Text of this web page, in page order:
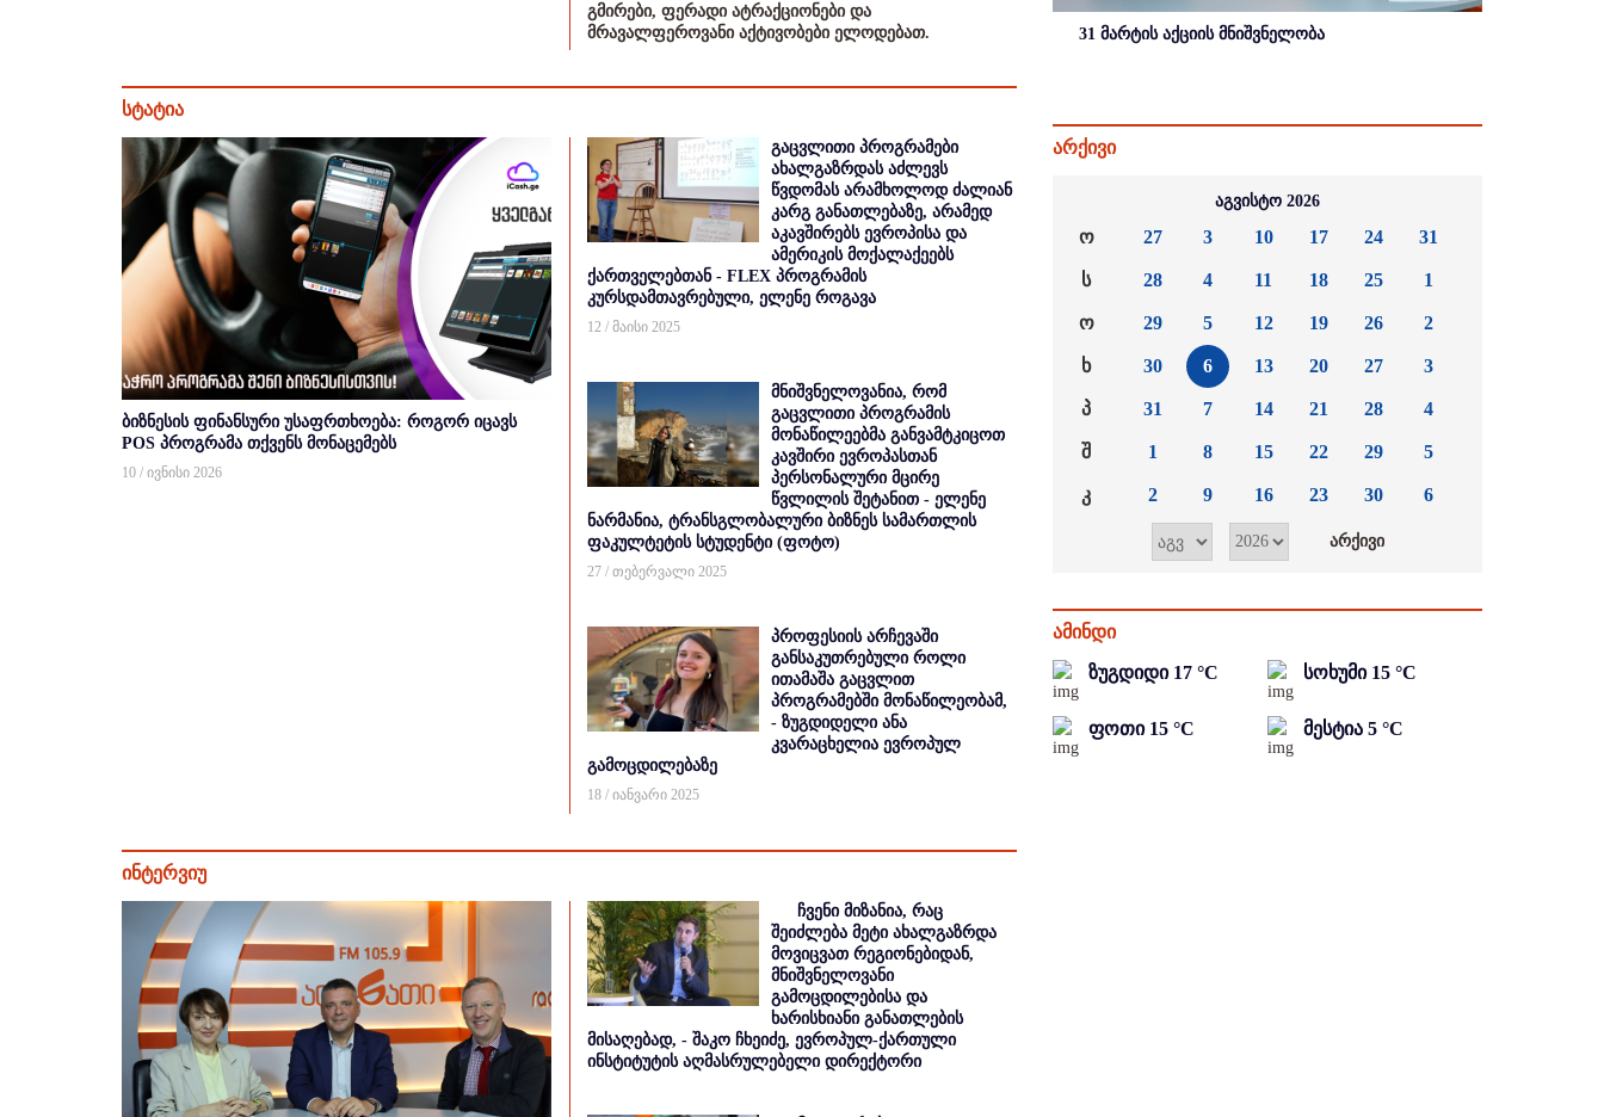
გმირები, ფერადი ატრაქციონები და
მრავალფეროვანი აქტივობები ელოდებათ.
სტატია
ბიზნესის ფინანსური უსაფრთხოება: როგორ იცავს
POS პროგრამა თქვენს მონაცემებს
10 / ივნისი 2026
გაცვლითი პროგრამები
ახალგაზრდას აძლევს
წვდომას არამხოლოდ ძალიან
კარგ განათლებაზე, არამედ
აკავშირებს ევროპისა და
ამერიკის მოქალაქეებს
ქართველებთან - FLEX პროგრამის
კურსდამთავრებული, ელენე როგავა
12 / მაისი 2025
მნიშვნელოვანია, რომ
გაცვლითი პროგრამის
მონაწილეებმა განვამტკიცოთ
კავშირი ევროპასთან
პერსონალური მცირე
წვლილის შეტანით - ელენე
ნარმანია, ტრანსგლობალური ბიზნეს სამართლის
ფაკულტეტის სტუდენტი (ფოტო)
27 / თებერვალი 2025
პროფესიის არჩევაში
განსაკუთრებული როლი
ითამაშა გაცვლით
პროგრამებში მონაწილეობამ,
- ზუგდიდელი ანა
კვარაცხელია ევროპულ
გამოცდილებაზე
18 / იანვარი 2025
ინტერვიუ
ჩვენი მიზანია, რაც
შეიძლება მეტი ახალგაზრდა
მოვიცვათ რეგიონებიდან,
მნიშვნელოვანი
გამოცდილებისა და
ხარისხიანი განათლების
მისაღებად, - შაკო ჩხეიძე, ევროპულ-ქართული
ინსტიტუტის აღმასრულებელი დირექტორი
31 მარტის აქციის მნიშვნელობა
არქივი
აგვისტო 2026
ო
ს
ო
ხ
პ
შ
კ
27
28
29
30
31
1
2
3
4
5
6
7
8
9
10
11
12
13
14
15
16
17
18
19
20
21
22
23
24
25
26
27
28
29
30
31
1
2
3
4
5
6
ამინდი
ზუგდიდი 17 °C სოხუმი 15 °C
ფოთი 15 °C მესტია 5 °C